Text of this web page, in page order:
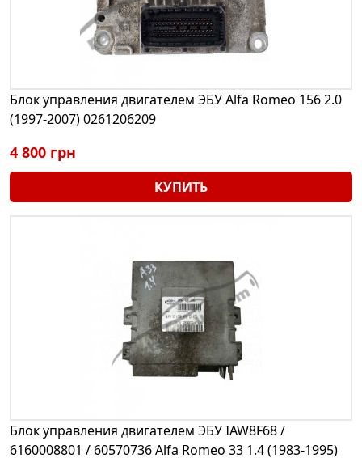
Блок управления двигателем ЭБУ Alfa Romeo 156 2.0
(1997-2007) 0261206209
4 800 грн
КУПИТЬ
Блок управления двигателем ЭБУ IAW8F68 /
6160008801 / 60570736 Alfa Romeo 33 1.4 (1983-1995)